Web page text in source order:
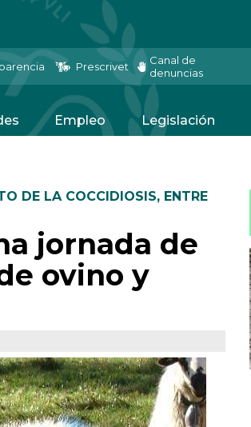
Prescrivet
Canal de
denuncias
Empleo Legislación
DE LA COCCIDIOSIS, ENTRE
jornada de
ovino y